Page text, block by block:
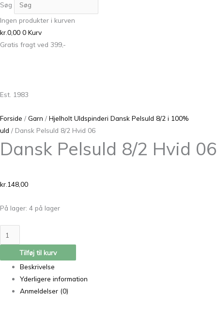
Søg
Ingen produkter i kurven
kr.0,00 0 Kurv
Gratis fragt ved 399,-
Est. 1983
Forside / Garn / Hjelholt Uldspinderi Dansk Pelsuld 8/2 i 100%
uld / Dansk Pelsuld 8/2 Hvid 06
Dansk Pelsuld 8/2 Hvid 06
kr. 148,00
På lager: 4 på lager
Tilføj til kurv
Beskrivelse
Yderligere information
Anmeldelser (0)